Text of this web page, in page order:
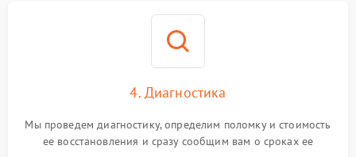
4. Диагностика
Мы проведем диагностику, определим поломку и стоимость
ее восстановления и сразу сообщим вам о сроках ее